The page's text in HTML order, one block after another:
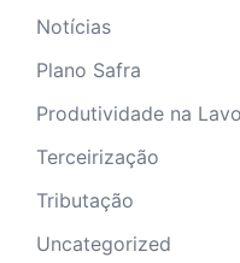
Notícias
Plano Safra
Produtividade na
Terceirização
Tributação
Uncategorized